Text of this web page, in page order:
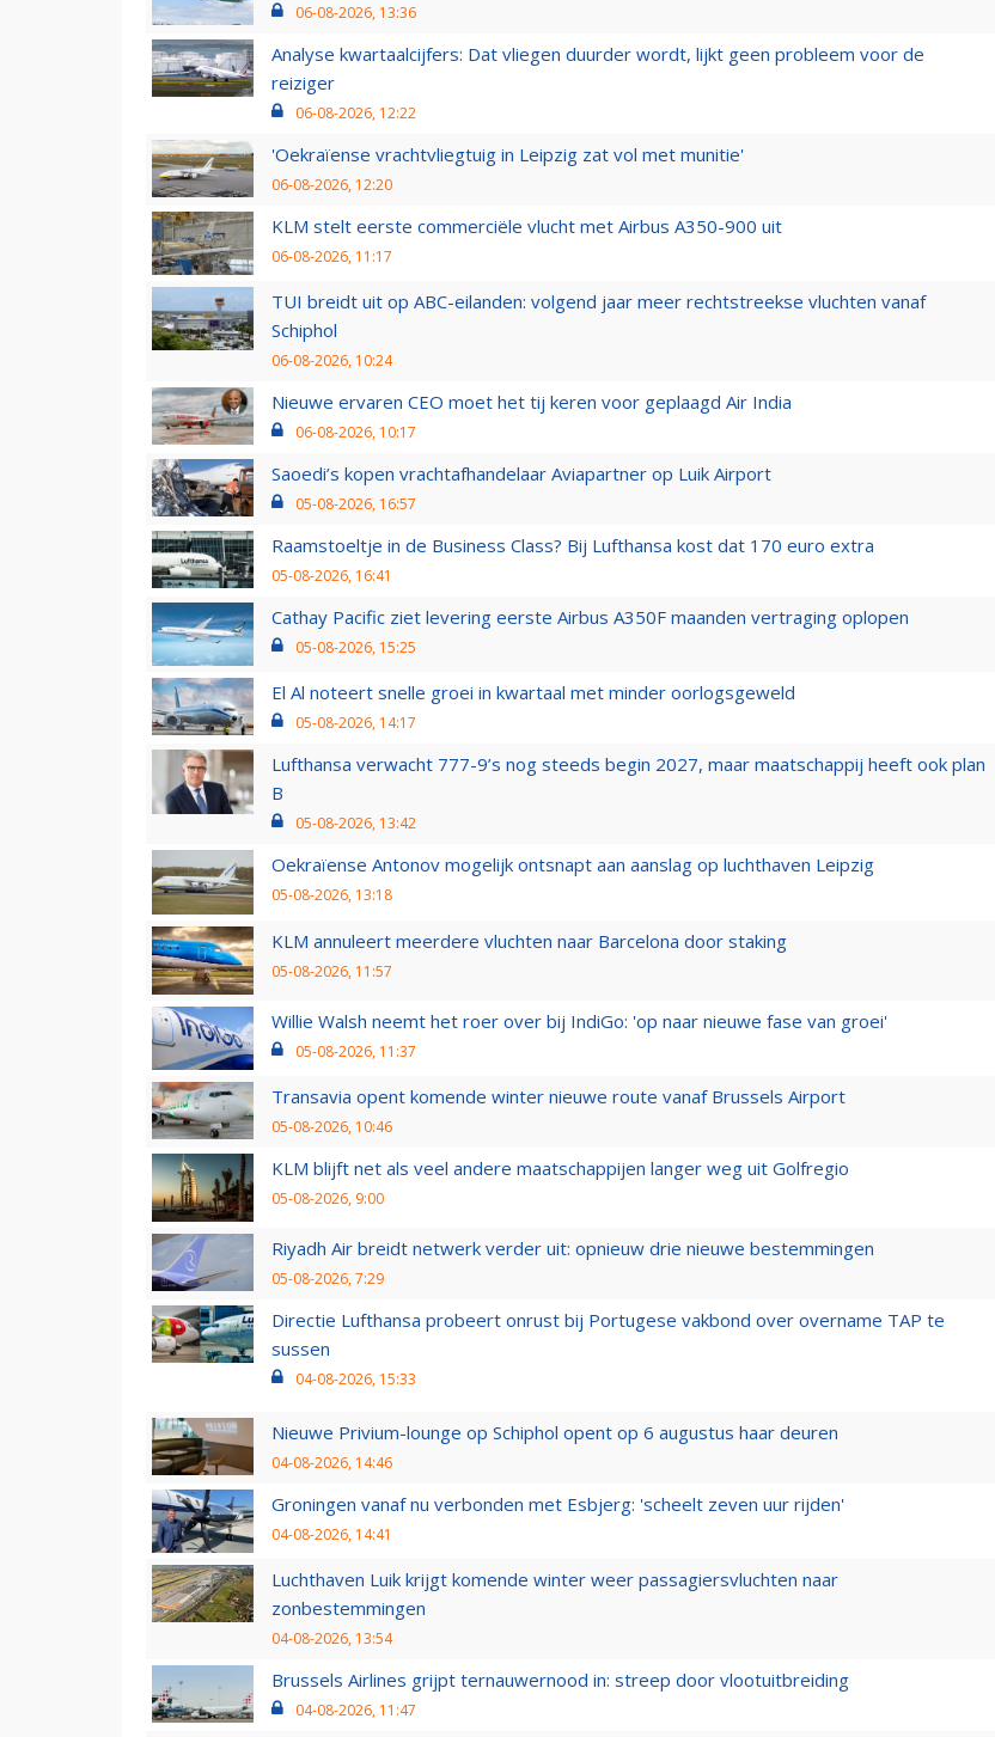
06-08-2026, 13:36
Analyse kwartaalcijfers: Dat vliegen duurder wordt, lijkt geen probleem voor de
reiziger
06-08-2026, 12:22
'Oekraïense vrachtvliegtuig in Leipzig zat vol met munitie'
06-08-2026, 12:20
KLM stelt eerste commerciële vlucht met Airbus A350-900 uit
06-08-2026, 11:17
TUI breidt uit op ABC-eilanden: volgend jaar meer rechtstreekse vluchten vanaf
Schiphol
06-08-2026, 10:24
Nieuwe ervaren CEO moet het tij keren voor geplaagd Air India
06-08-2026, 10:17
Saoedi’s kopen vrachtafhandelaar Aviapartner op Luik Airport
05-08-2026, 16:57
Raamstoeltje in de Business Class? Bij Lufthansa kost dat 170 euro extra
05-08-2026, 16:41
Cathay Pacific ziet levering eerste Airbus A350F maanden vertraging oplopen
05-08-2026, 15:25
El Al noteert snelle groei in kwartaal met minder oorlogsgeweld
05-08-2026, 14:17
Lufthansa verwacht 777-9’s nog steeds begin 2027, maar maatschappij heeft ook plan
B
05-08-2026, 13:42
Oekraïense Antonov mogelijk ontsnapt aan aanslag op luchthaven Leipzig
05-08-2026, 13:18
KLM annuleert meerdere vluchten naar Barcelona door staking
05-08-2026, 11:57
Willie Walsh neemt het roer over bij IndiGo: 'op naar nieuwe fase van groei'
05-08-2026, 11:37
Transavia opent komende winter nieuwe route vanaf Brussels Airport
05-08-2026, 10:46
KLM blijft net als veel andere maatschappijen langer weg uit Golfregio
05-08-2026, 9:00
Riyadh Air breidt netwerk verder uit: opnieuw drie nieuwe bestemmingen
05-08-2026, 7:29
Directie Lufthansa probeert onrust bij Portugese vakbond over overname TAP te
sussen
04-08-2026, 15:33
Nieuwe Privium-lounge op Schiphol opent op 6 augustus haar deuren
04-08-2026, 14:46
Groningen vanaf nu verbonden met Esbjerg: 'scheelt zeven uur rijden'
04-08-2026, 14:41
Luchthaven Luik krijgt komende winter weer passagiersvluchten naar
zonbestemmingen
04-08-2026, 13:54
Brussels Airlines grijpt ternauwernood in: streep door vlootuitbreiding
04-08-2026, 11:47